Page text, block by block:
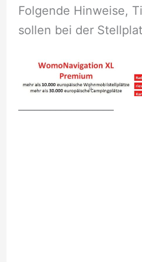
Folgende Hinweise,
sollen bei der